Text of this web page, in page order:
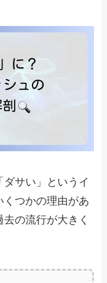
サい」というイ
くつかの理由があ
の流行が大きく